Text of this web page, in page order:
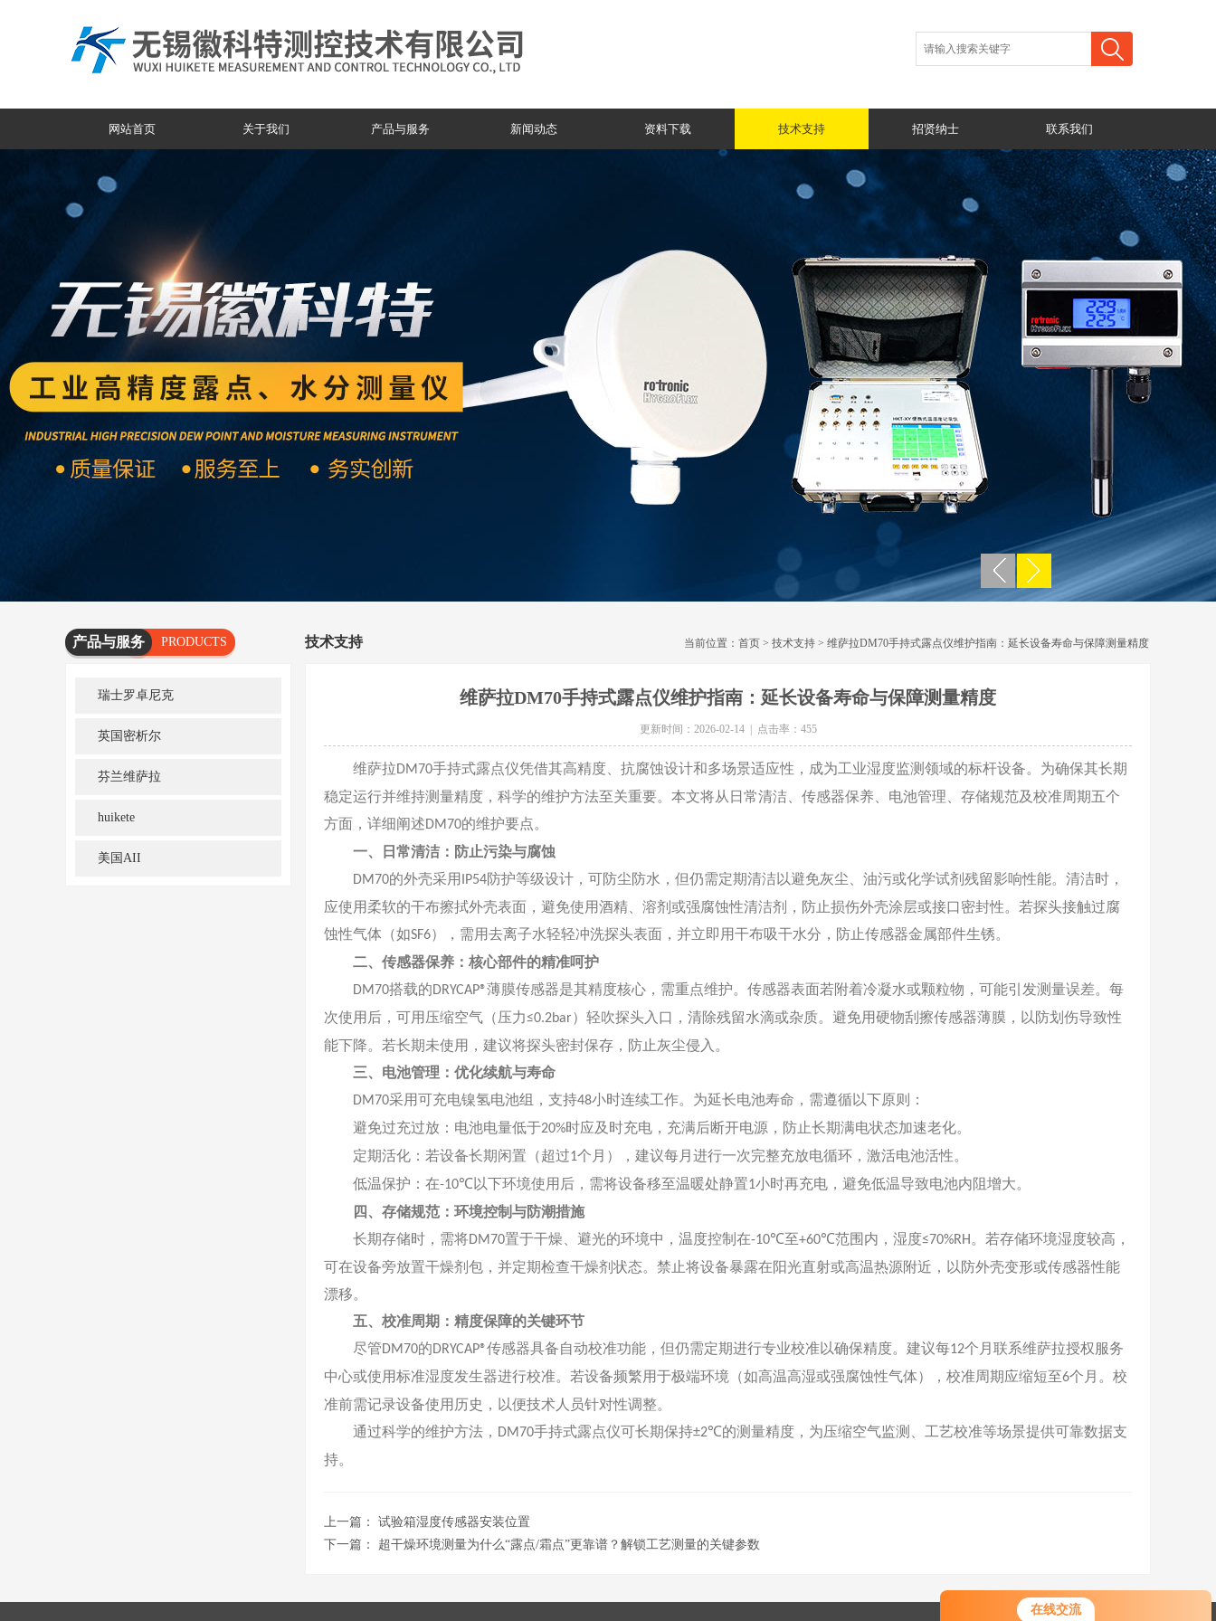
在线交流
网站首页 关于我们 产品与服务 新闻动态 资料下载 技术支持 招贤纳士 联系我们
产品与服务
PRODUCTS
SERVICES
瑞士罗卓尼克
英国密析尔
芬兰维萨拉
huikete
美国AII
技术支持 当前位置： 首页 > 技术支持 > 维萨拉DM70手持式露点仪维护指南：延长设备寿命与保障测量精度
维萨拉DM70手持式露点仪维护指南：延长设备寿命与保障测量精度
更新时间：2026-02-14 | 点击率：455
维萨拉DM70手持式露点仪凭借其高精度、抗腐蚀设计和多场景适应性，成为工业湿度监测领域的标杆设备。为确保其长期
稳定运行并维持测量精度，科学的维护方法至关重要。本文将从日常清洁、传感器保养、电池管理、存储规范及校准周期五个
方面，详细阐述DM70的维护要点。
一、日常清洁：防止污染与腐蚀
DM70的外壳采用 IP54防护等级设计，可防尘防水，但仍需定期清洁以避免灰尘、油污或化学试剂残留影响性能。清洁时，
应使用柔软的干布擦拭外壳表面，避免使用酒精、溶剂或强腐蚀性清洁剂，防止损伤外壳涂层或接口密封性。若探头接触过腐
蚀性气体（如SF6），需用去离子水轻轻冲洗探头表面，并立即用干布吸干水分，防止传感器金属部件生锈。
二、传感器保养：核心部件的精准呵护
DM70搭载的DRYCAP®薄膜传感器是其精度核心，需重点维护。传感器表面若附着冷凝水或颗粒物，可能引发测量误差。每
次使用后，可用压缩空气（压力≤0.2bar）轻吹探头入口，清除残留水滴或杂质。避免用硬物刮擦传感器薄膜，以防划伤导致性
能下降。若长期未使用，建议将探头密封保存，防止灰尘侵入。
三、电池管理：优化续航与寿命
DM70采用可充电镍氢电池组，支持48小时连续工作。为延长电池寿命，需遵循以下原则：
避免过充过放：电池电量低于20%时应及时充电，充满后断开电源，防止长期满电状态加速老化。
定期活化：若设备长期闲置（超过1个月），建议每月进行一次完整充放电循环，激活电池活性。
低温保护：在-10℃ 以下环境使用后，需将设备移至温暖处静置1小时再充电，避免低温导致电池内阻增大。
四、存储规范：环境控制与防潮措施
长期存储时，需将DM70置于干燥、避光的环境中，温度控制在-10℃至+60℃范围内，湿度≤70%RH 。若存储环境湿度较高，
可在设备旁放置干燥剂包，并定期检查干燥剂状态。禁止将设备暴露在阳光直射或高温热源附近，以防外壳变形或传感器性能
漂移。
五、校准周期：精度保障的关键环节
尽管DM70的DRYCAP®传感器具备自动校准功能，但仍需定期进行专业校准以确保精度。建议每12个月联系维萨拉授权服务
中心或使用标准湿度发生器进行校准。若设备频繁用于极端环境（如高温高湿或强腐蚀性气体），校准周期应缩短至6个月。校
准前需记录设备使用历史，以便技术人员针对性调整。
通过科学的维护方法， DM70手持式露点仪可长期保持±2℃的测量精度，为压缩空气监测、工艺校准等场景提供可靠数据支
持。
上一篇： 试验箱湿度传感器安装位置
下一篇： 超干燥环境测量为什么“露点/霜点”更靠谱？解锁工艺测量的关键参数